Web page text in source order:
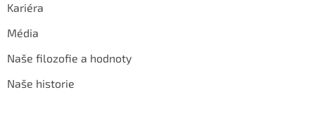
Kariéra
Média
Naše filozofie a hodnoty
Naše historie